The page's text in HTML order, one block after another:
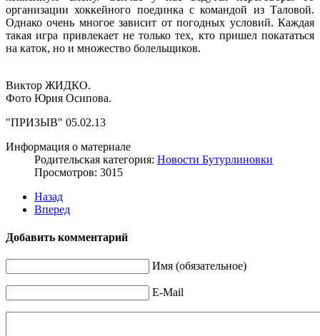
организации хоккейного поединка с командой из Таловой.
Однако очень многое зависит от погодных условий. Каждая
такая игра привлекает не только тех, кто пришел покататься
на каток, но и множество болельщиков.
Виктор ЖИДКО.
Фото Юрия Осипова.
"ПРИЗЫВ" 05.02.13
Информация о материале
Родительская категория: Новости Бутурлиновки
Просмотров: 3015
Назад
Вперед
Добавить комментарий
Имя (обязательное)
E-Mail